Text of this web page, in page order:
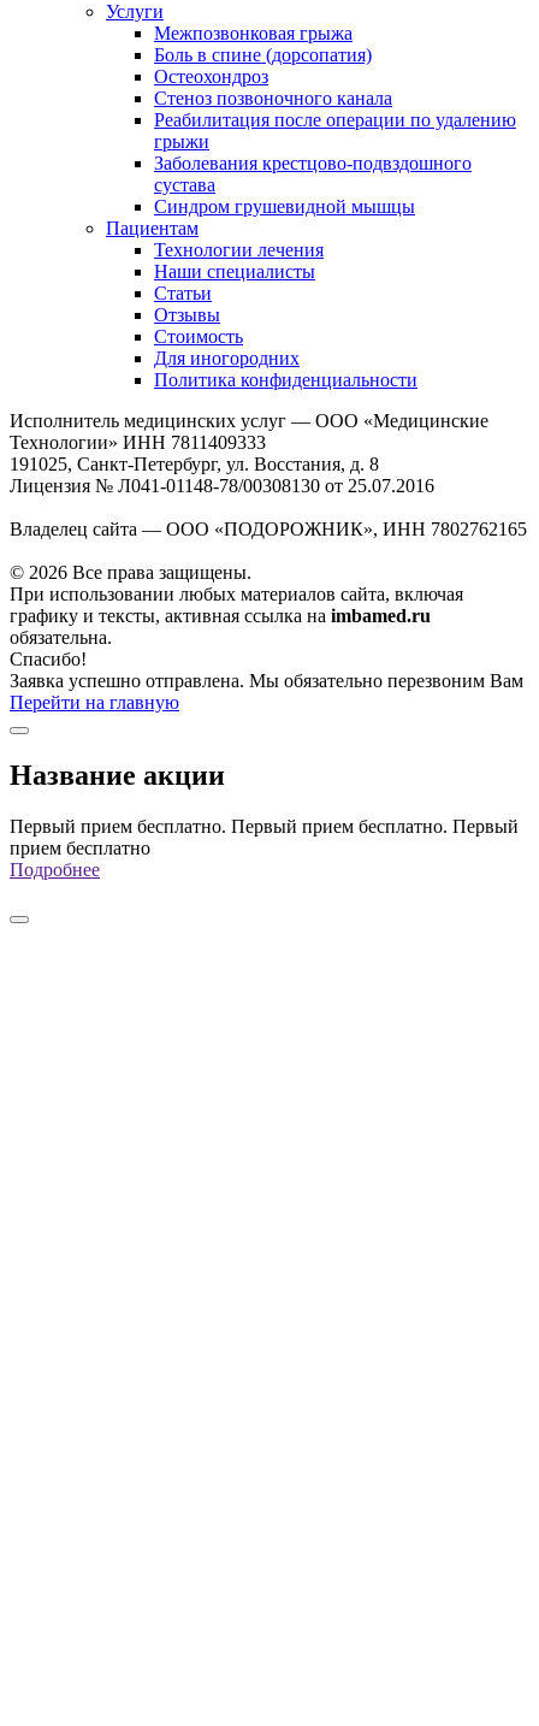
Услуги
Межпозвонковая грыжа
Боль в спине (дорсопатия)
Остеохондроз
Стеноз позвоночного канала
Реабилитация после операции по удалению
грыжи
Заболевания крест­цово-подвздошного
сустава
Синдром грушевидной мышцы
Пациентам
Технологии лечения
Наши специалисты
Статьи
Отзывы
Стоимость
Для иногородних
Политика конфиденциальности
Исполнитель медицинских услуг — ООО «Медицинские
Технологии» ИНН 7811409333
191025, Санкт-Петербург, ул. Восстания, д. 8
Лицензия № Л041-01148-78/00308130 от 25.07.2016
Владелец сайта — ООО «ПОДОРОЖНИК», ИНН 7802762165
© 2026 Все права защищены.
При использовании любых материалов сайта, включая
графику и тексты, активная ссылка на imbamed.ru
обязательна.
Спасибо!
Заявка успешно отправлена. Мы обязательно перезвоним Вам
Перейти на главную
Название акции
Первый прием бесплатно. Первый прием бесплатно. Первый
прием бесплатно
Подробнее